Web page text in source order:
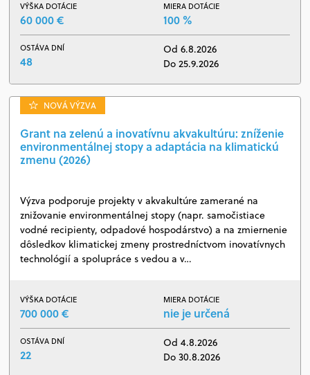
VÝŠKA DOTÁCIE
60 000 €
MIERA DOTÁCIE
100 %
OSTÁVA DNÍ
48
Od 6.8.2026
Do 25.9.2026
NOVÁ VÝZVA
Grant na zelenú a inovatívnu akvakultúru: zníženie
environmentálnej stopy a adaptácia na klimatickú
zmenu (2026)
Výzva podporuje projekty v akvakultúre zamerané na
znižovanie environmentálnej stopy (napr. samočistiace
vodné recipienty, odpadové hospodárstvo) a na zmiernenie
dôsledkov klimatickej zmeny prostredníctvom inovatívnych
technológií a spolupráce s vedou a v…
VÝŠKA DOTÁCIE
700 000 €
MIERA DOTÁCIE
nie je určená
OSTÁVA DNÍ
22
Od 4.8.2026
Do 30.8.2026